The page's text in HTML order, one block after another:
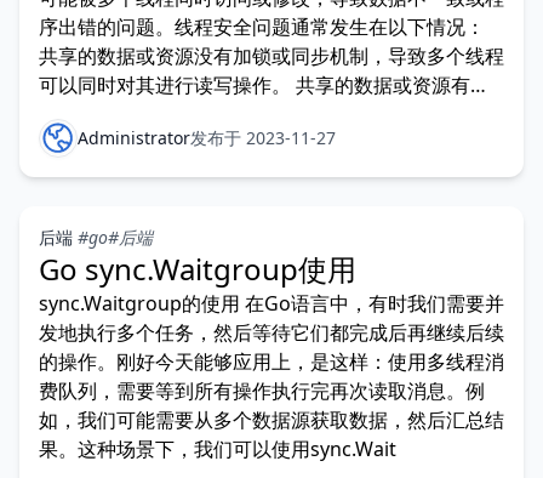
序出错的问题。线程安全问题通常发生在以下情况：
共享的数据或资源没有加锁或同步机制，导致多个线程
可以同时对其进行读写操作。 共享的数据或资源有加
锁或同
Administrator发布于 2023-11-27
后端 #go#后端
Go sync.Waitgroup使用
sync.Waitgroup的使用 在Go语言中，有时我们需要并
发地执行多个任务，然后等待它们都完成后再继续后续
的操作。刚好今天能够应用上，是这样：使用多线程消
费队列，需要等到所有操作执行完再次读取消息。例
如，我们可能需要从多个数据源获取数据，然后汇总结
果。这种场景下，我们可以使用sync.Wait